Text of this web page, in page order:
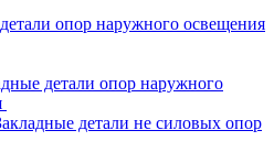
опор наружного освещения
детали опор наружного
детали не силовых опор